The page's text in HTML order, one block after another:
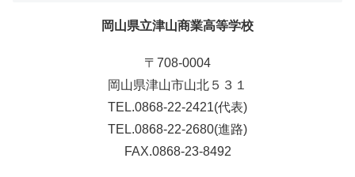
岡山県立津山商業高等学校
〒708-0004
岡山県津山市山北５３１
TEL.0868-22-2421(代表)
TEL.0868-22-2680(進路)
FAX.0868-23-8492